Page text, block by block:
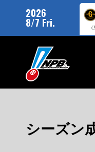
2026
8/7 Fri.
シーズン